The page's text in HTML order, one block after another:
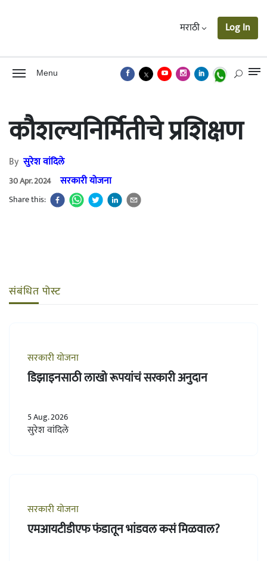
मराठी Log In
Menu
कौशल्यनिर्मितीचे प्रशिक्षण
Byसुरेश वांदिले
30 Apr. 2024 सरकारी योजना
Share this:
संबंधित पोस्ट
सरकारी योजना
डिझाइनसाठी लाखो रूपयांचं सरकारी अनुदान
5 Aug. 2026
सुरेश वांदिले
सरकारी योजना
एमआयटीडीएफ फंडातून भांडवल कसं मिळवाल?